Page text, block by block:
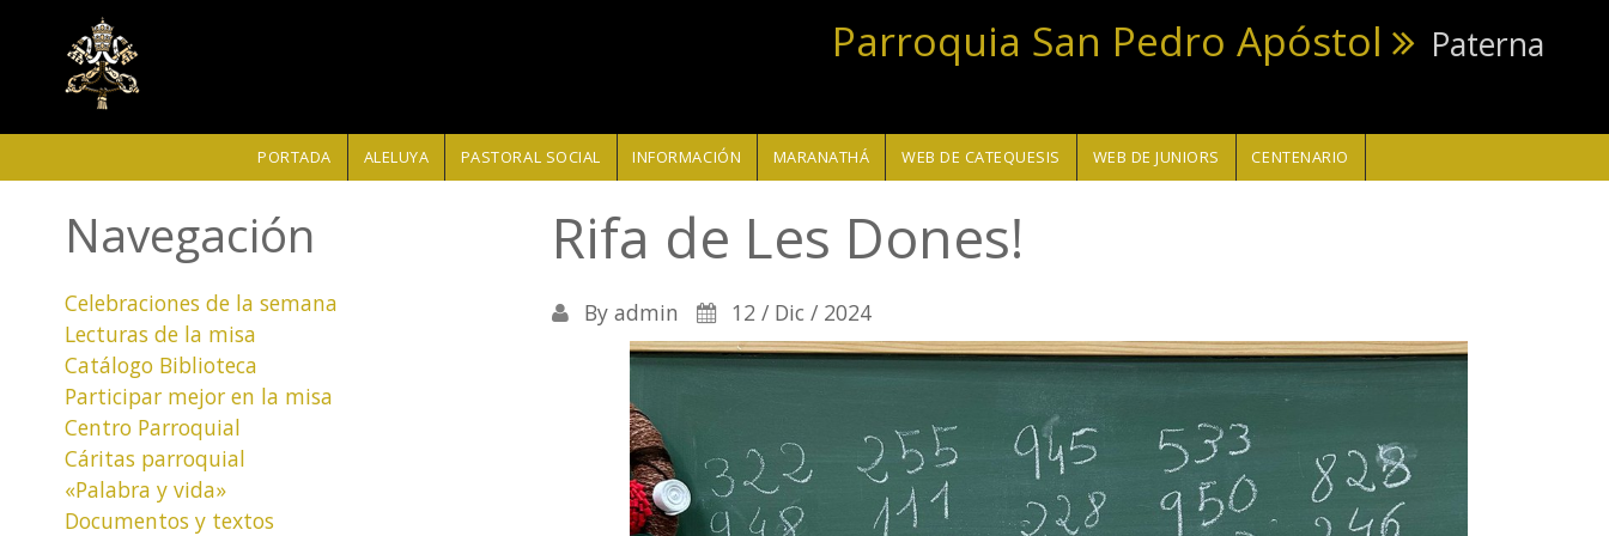
Pasar al contenido principal Parroquia San Pedro Apóstol Paterna
PORTADA ALELUYA PASTORAL SOCIAL INFORMACIÓN MARANATHÁ WEB DE CATEQUESIS WEB DE JUNIORS CENTENARIO
Rifa de Les Dones!
Byadmin 12 / Dic / 2024
Navegación
Celebraciones de la semana
Lecturas de la misa
Catálogo Biblioteca
Participar mejor en la misa
Centro Parroquial
Cáritas parroquial
«Palabra y vida»
Documentos y textos